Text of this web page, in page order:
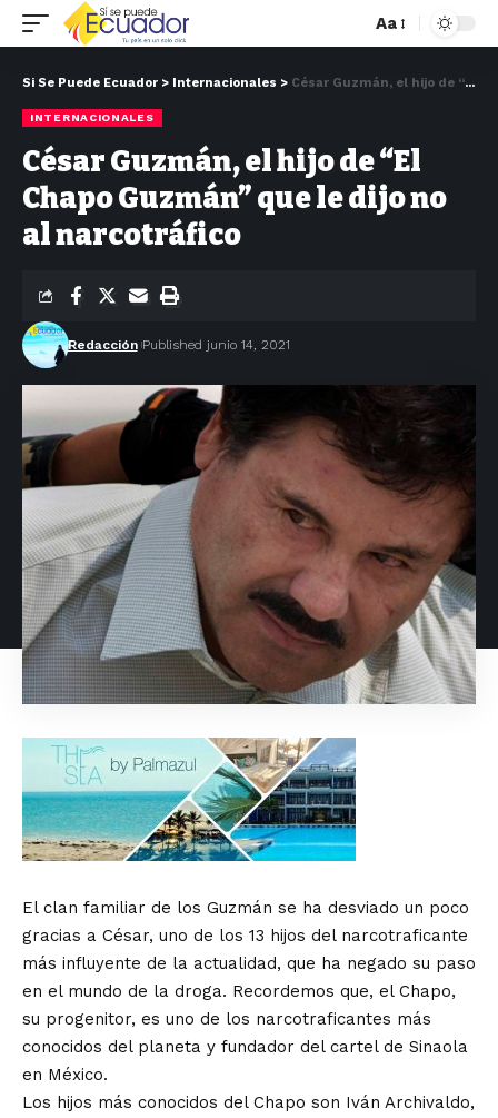
Aa
Si Se Puede Ecuador > Internacionales > César Guzmán, el hijo de “El Chapo Guzmán” que le dijo no al narcotráfico
INTERNACIONALES
César Guzmán, el hijo de “El
Chapo Guzmán” que le dijo no
al narcotráfico
Redacción Published junio 14, 2021
El clan familiar de los Guzmán se ha desviado un poco
gracias a César, uno de los 13 hijos del narcotraficante
más influyente de la actualidad, que ha negado su paso
en el mundo de la droga. Recordemos que, el Chapo,
su progenitor, es uno de los narcotraficantes más
conocidos del planeta y fundador del cartel de Sinaola
en México.
Los hijos más conocidos del Chapo son Iván Archivaldo,